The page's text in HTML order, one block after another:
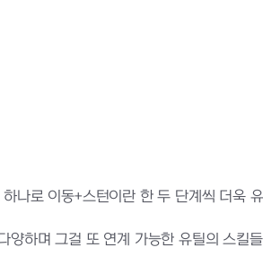
나로 이동+스턴이란 한 두 단계씩 더욱
하며 그걸 또 연계 가능한 유틸의 스킬